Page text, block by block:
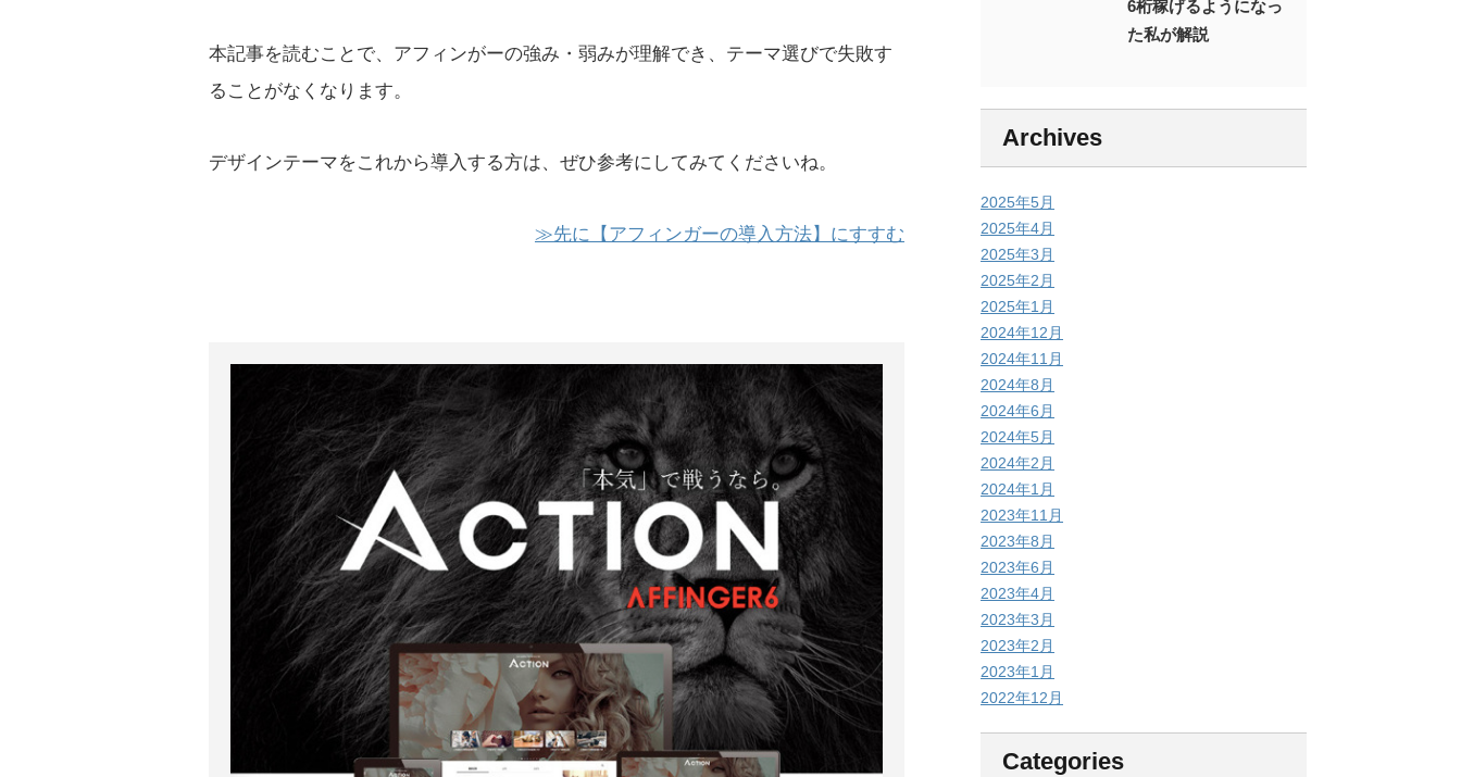
本記事を読むことで、アフィンがーの強み・弱みが理解でき、テーマ選びで失敗す
ることがなくなります。
デザインテーマをこれから導入する方は、ぜひ参考にしてみてくださいね。
≫先に【アフィンガーの導入方法】にすすむ
6桁稼げるようになっ
た私が解説
Archives
2025年5月
2025年4月
2025年3月
2025年2月
2025年1月
2024年12月
2024年11月
2024年8月
2024年6月
2024年5月
2024年2月
2024年1月
2023年11月
2023年8月
2023年6月
2023年4月
2023年3月
2023年2月
2023年1月
2022年12月
Categories